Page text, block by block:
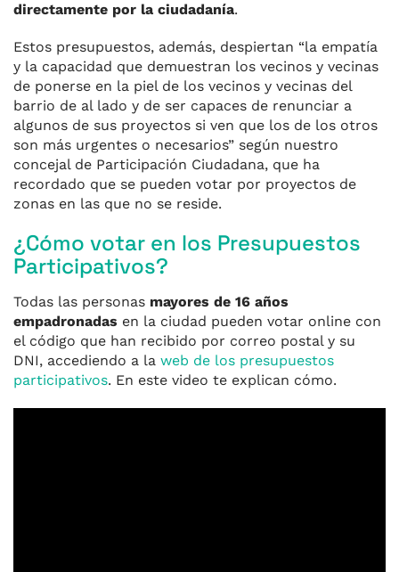
directamente por la ciudadanía.
Estos presupuestos, además, despiertan “la empatía
y la capacidad que demuestran los vecinos y vecinas
de ponerse en la piel de los vecinos y vecinas del
barrio de al lado y de ser capaces de renunciar a
algunos de sus proyectos si ven que los de los otros
son más urgentes o necesarios” según nuestro
concejal de Participación Ciudadana, que ha
recordado que se pueden votar por proyectos de
zonas en las que no se reside.
¿Cómo votar en los Presupuestos
Participativos?
Todas las personas mayores de 16 años
empadronadas en la ciudad pueden votar online con
el código que han recibido por correo postal y su
DNI, accediendo a la web de los presupuestos
participativos. En este video te explican cómo.